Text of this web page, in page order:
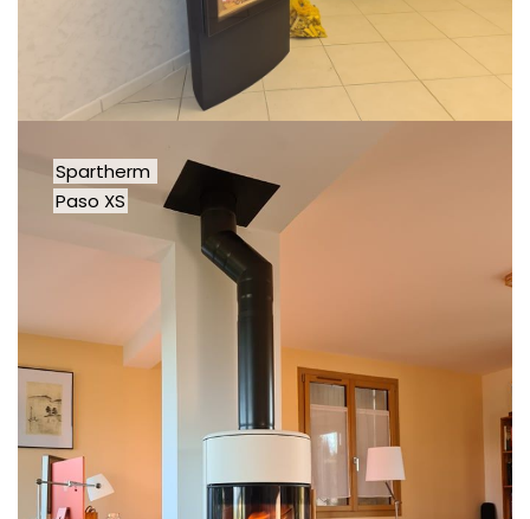
Spartherm
Paso XS